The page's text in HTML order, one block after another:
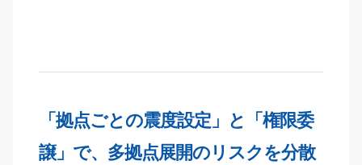
「拠点ごとの震度設定」と「権限委
譲」で、多拠点展開のリスクを分散